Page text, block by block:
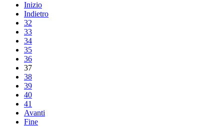
Inizio
Indietro
32
33
34
35
36
37
38
39
40
41
Avanti
Fine